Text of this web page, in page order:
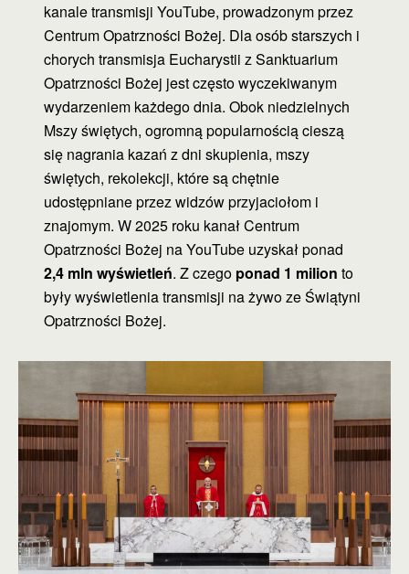
kanale transmisji YouTube, prowadzonym przez
Centrum Opatrzności Bożej. Dla osób starszych i
chorych transmisja Eucharystii z Sanktuarium
Opatrzności Bożej jest często wyczekiwanym
wydarzeniem każdego dnia. Obok niedzielnych
Mszy świętych, ogromną popularnością cieszą
się nagrania kazań z dni skupienia, mszy
świętych, rekolekcji, które są chętnie
udostępniane przez widzów przyjaciołom i
znajomym. W 2025 roku kanał Centrum
Opatrzności Bożej na YouTube uzyskał ponad
2,4 mln wyświetleń. Z czego ponad 1 milion to
były wyświetlenia transmisji na żywo ze Świątyni
Opatrzności Bożej.